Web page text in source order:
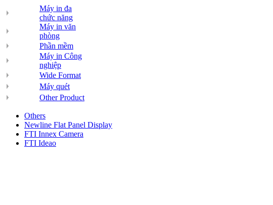
Máy in đa
chức năng
Máy in văn
phòng
Phần mềm
Máy in Công
nghiệp
Wide Format
Máy quét
Other Product
Others
Newline Flat Panel Display
FTI Innex Camera
FTI Ideao